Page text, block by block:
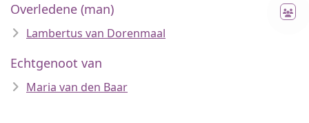
Overledene (man)
Lambertus van Dorenmaal
Echtgenoot van
Maria van den Baar